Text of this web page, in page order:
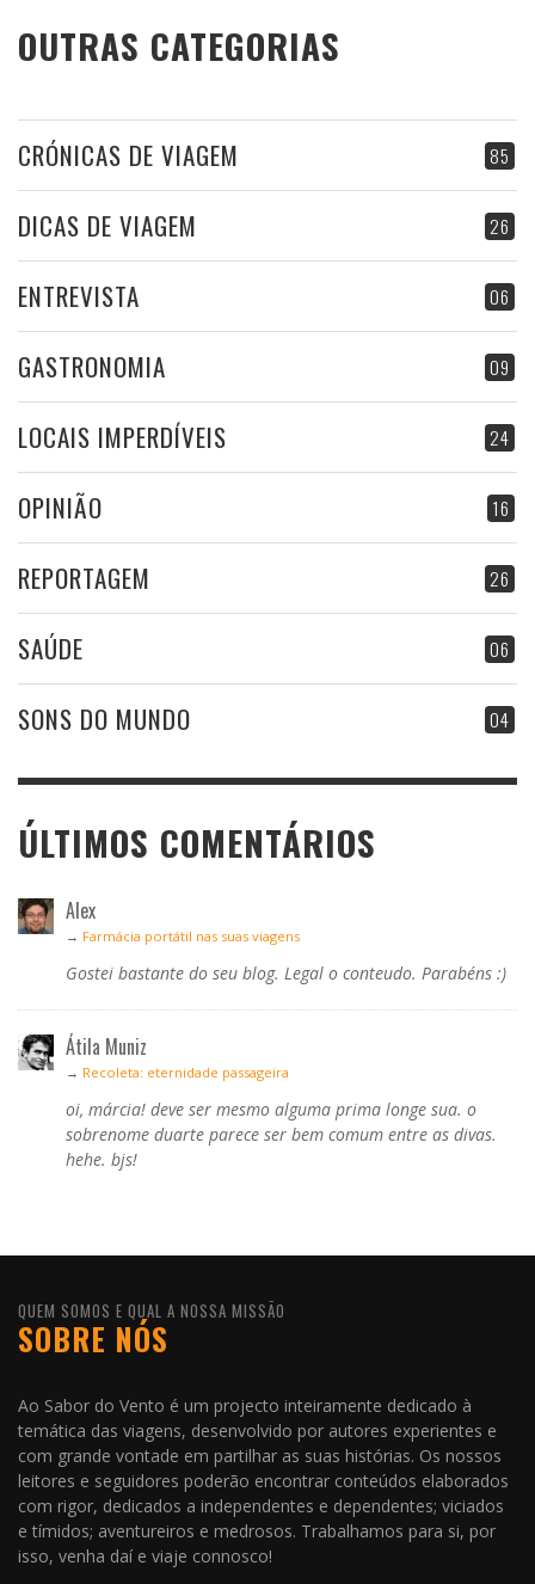
OUTRAS CATEGORIAS
85
CRÓNICAS DE VIAGEM
26
DICAS DE VIAGEM
06
ENTREVISTA
09
GASTRONOMIA
24
LOCAIS IMPERDÍVEIS
16
OPINIÃO
26
REPORTAGEM
06
SAÚDE
04
SONS DO MUNDO
ÚLTIMOS COMENTÁRIOS
Alex
→ Farmácia portátil nas suas viagens
Gostei bastante do seu blog. Legal o conteudo. Parabéns :)
Átila Muniz
→ Recoleta: eternidade passageira
oi, márcia! deve ser mesmo alguma prima longe sua. o
sobrenome duarte parece ser bem comum entre as divas.
hehe. bjs!
QUEM SOMOS E QUAL A NOSSA MISSÃO
SOBRE NÓS
Ao Sabor do Vento é um projecto inteiramente dedicado à
temática das viagens, desenvolvido por autores experientes e
com grande vontade em partilhar as suas histórias. Os nossos
leitores e seguidores poderão encontrar conteúdos elaborados
com rigor, dedicados a independentes e dependentes; viciados
e tímidos; aventureiros e medrosos. Trabalhamos para si, por
isso, venha daí e viaje connosco!